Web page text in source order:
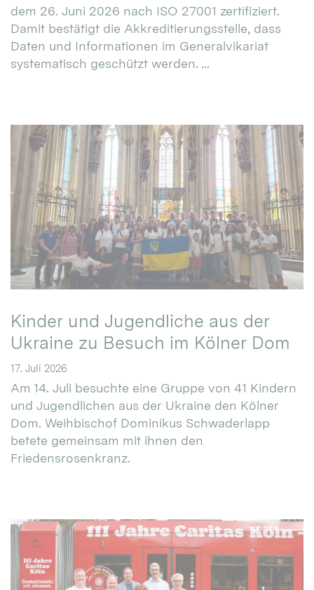
dem 26. Juni 2026 nach ISO 27001 zertifiziert.
Damit bestätigt die Akkreditierungsstelle, dass
Daten und Informationen im Generalvikariat
systematisch geschützt werden. ...
Kinder und Jugendliche aus der
Ukraine zu Besuch im Kölner Dom
17. Juli 2026
Am 14. Juli besuchte eine Gruppe von 41 Kindern
und Jugendlichen aus der Ukraine den Kölner
Dom. Weihbischof Dominikus Schwaderlapp
betete gemeinsam mit ihnen den
Friedensrosenkranz.